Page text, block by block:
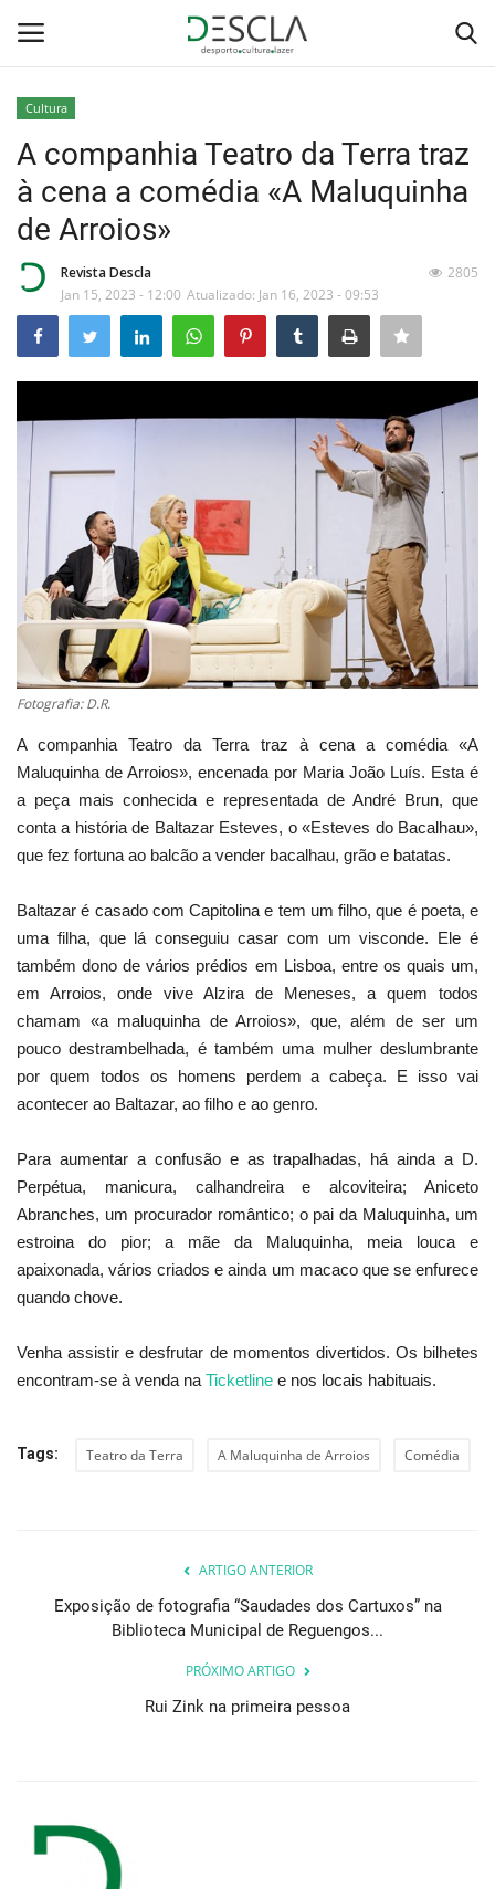
Home
Desporto
Sobre Nós
Educação
Estatuto Editorial
Saúde
Ficha técnica
Cultura
Lazer
Ambiente
Cultura
A companhia Teatro da Terra traz
à cena a comédia «A Maluquinha
de Arroios»
Revista Descla
Jan 15, 2023 - 12:00 Atualizado: Jan 16, 2023 - 09:53
2805
Fotografia: D.R.
A companhia Teatro da Terra traz à cena a comédia «A
Maluquinha de Arroios», encenada por Maria João Luís. Esta é
a peça mais conhecida e representada de André Brun, que
conta a história de Baltazar Esteves, o «Esteves do Bacalhau»,
que fez fortuna ao balcão a vender bacalhau, grão e batatas.
Baltazar é casado com Capitolina e tem um filho, que é poeta, e
uma filha, que lá conseguiu casar com um visconde. Ele é
também dono de vários prédios em Lisboa, entre os quais um,
em Arroios, onde vive Alzira de Meneses, a quem todos
chamam «a maluquinha de Arroios», que, além de ser um
pouco destrambelhada, é também uma mulher deslumbrante
por quem todos os homens perdem a cabeça. E isso vai
acontecer ao Baltazar, ao filho e ao genro.
Para aumentar a confusão e as trapalhadas, há ainda a D.
Perpétua, manicura, calhandreira e alcoviteira; Aniceto
Abranches, um procurador romântico; o pai da Maluquinha, um
estroina do pior; a mãe da Maluquinha, meia louca e
apaixonada, vários criados e ainda um macaco que se enfurece
quando chove.
Venha assistir e desfrutar de momentos divertidos. Os bilhetes
encontram-se à venda naTicketline e nos locais habituais.
Tags: Teatro da Terra A Maluquinha de Arroios Comédia
ARTIGO ANTERIOR
Exposição de fotografia “Saudades dos Cartuxos” na
Biblioteca Municipal de Reguengos...
PRÓXIMO ARTIGO
Rui Zink na primeira pessoa